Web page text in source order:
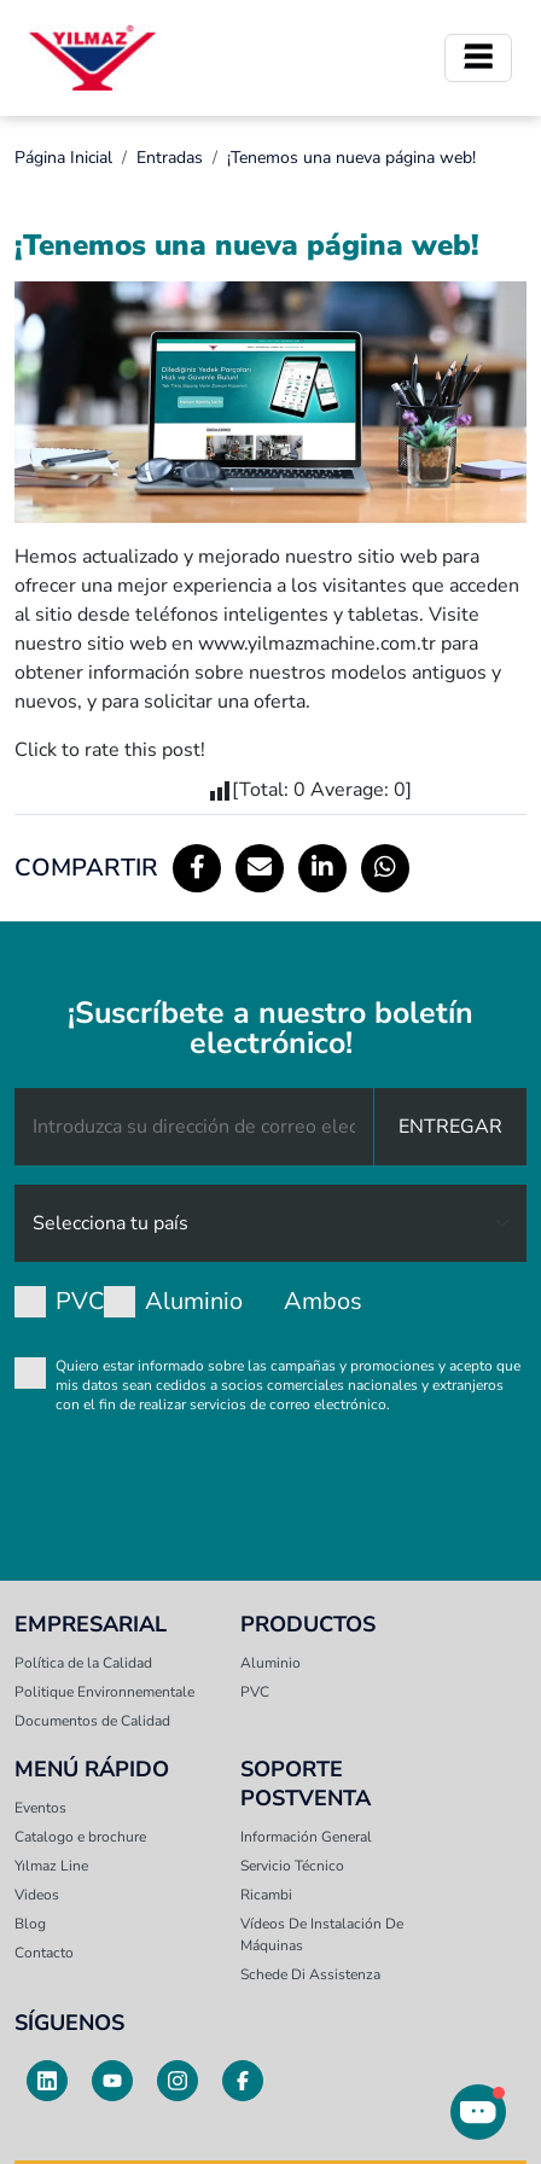
Página Inicial Entradas ¡Tenemos una nueva página web!
¡Tenemos una nueva página web!
Hemos actualizado y mejorado nuestro sitio web para
ofrecer una mejor experiencia a los visitantes que acceden
al sitio desde teléfonos inteligentes y tabletas. Visite
nuestro sitio web en www.yilmazmachine.com.tr para
obtener información sobre nuestros modelos antiguos y
nuevos, y para solicitar una oferta.
Click to rate this post!
[Total: 0 Average: 0]
COMPARTIR
¡Suscríbete a nuestro boletín
electrónico!
ENTREGAR
PVC Aluminio Ambos
Quiero estar informado sobre las campañas y promociones y acepto que
mis datos sean cedidos a socios comerciales nacionales y extranjeros
con el fin de realizar servicios de correo electrónico.
EMPRESARIAL
Política de la Calidad
Politique Environnementale
Documentos de Calidad
PRODUCTOS
Aluminio
PVC
MENÚ RÁPIDO
Eventos
Catalogo e brochure
Yılmaz Line
Videos
Blog
Contacto
SOPORTE
POSTVENTA
Información General
Servicio Técnico
Ricambi
Vídeos De Instalación De
Máquinas
Schede Di Assistenza
SÍGUENOS